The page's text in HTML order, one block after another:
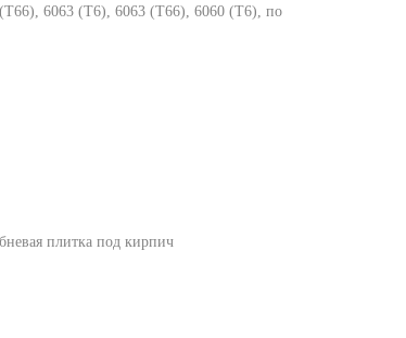
6063 (Т6), 6063 (Т66), 6060 (Т6), по
плитка под кирпич